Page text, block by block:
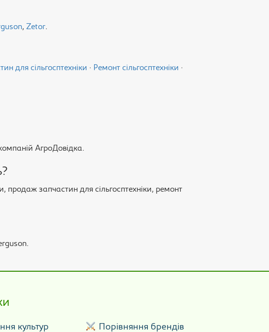
, Zetor.
для сільгосптехніки · Ремонт сільгосптехніки ·
АгроДовідка.
продаж запчастин для сільгосптехніки, ремонт
культур Порівняння брендів